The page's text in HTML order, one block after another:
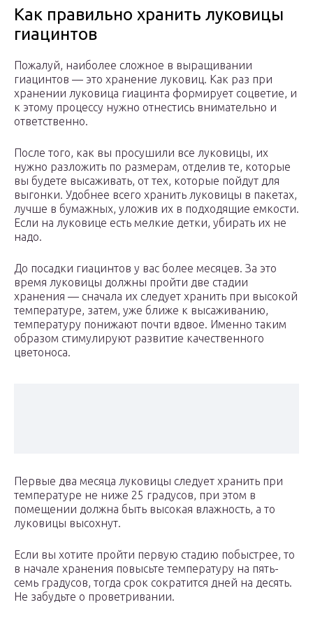
Как правильно хранить луковицы
гиацинтов
Пожалуй, наиболее сложное в выращивании
гиацинтов — это хранение луковиц. Как раз при
хранении луковица гиацинта формирует соцветие, и
к этому процессу нужно отнестись внимательно и
ответственно.
После того, как вы просушили все луковицы, их
нужно разложить по размерам, отделив те, которые
вы будете высаживать, от тех, которые пойдут для
выгонки. Удобнее всего хранить луковицы в пакетах,
лучше в бумажных, уложив их в подходящие емкости.
Если на луковице есть мелкие детки, убирать их не
надо.
До посадки гиацинтов у вас более месяцев. За это
время луковицы должны пройти две стадии
хранения — сначала их следует хранить при высокой
температуре, затем, уже ближе к высаживанию,
температуру понижают почти вдвое. Именно таким
образом стимулируют развитие качественного
цветоноса.
Первые два месяца луковицы следует хранить при
температуре не ниже 25 градусов, при этом в
помещении должна быть высокая влажность, а то
луковицы высохнут.
Если вы хотите пройти первую стадию побыстрее, то
в начале хранения повысьте температуру на пять-
семь градусов, тогда срок сократится дней на десять.
Не забудьте о проветривании.